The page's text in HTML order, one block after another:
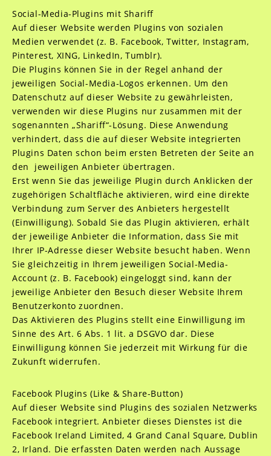
Social-Media-Plugins mit Shariff
Auf dieser Website werden Plugins von sozialen
Medien verwendet (z. B. Facebook, Twitter, Instagram,
Pinterest, XING, LinkedIn, Tumblr).
Die Plugins können Sie in der Regel anhand der
jeweiligen Social-Media-Logos erkennen. Um den
Datenschutz auf dieser Website zu gewährleisten,
verwenden wir diese Plugins nur zusammen mit der
sogenannten „Shariff“-Lösung. Diese Anwendung
verhindert, dass die auf dieser Website integrierten
Plugins Daten schon beim ersten Betreten der Seite an
den jeweiligen Anbieter übertragen.
Erst wenn Sie das jeweilige Plugin durch Anklicken der
zugehörigen Schaltfläche aktivieren, wird eine direkte
Verbindung zum Server des Anbieters hergestellt
(Einwilligung). Sobald Sie das Plugin aktivieren, erhält
der jeweilige Anbieter die Information, dass Sie mit
Ihrer IP-Adresse dieser Website besucht haben. Wenn
Sie gleichzeitig in Ihrem jeweiligen Social-Media-
Account (z. B. Facebook) eingeloggt sind, kann der
jeweilige Anbieter den Besuch dieser Website Ihrem
Benutzerkonto zuordnen.
Das Aktivieren des Plugins stellt eine Einwilligung im
Sinne des Art. 6 Abs. 1 lit. a DSGVO dar. Diese
Einwilligung können Sie jederzeit mit Wirkung für die
Zukunft widerrufen.
Facebook Plugins (Like & Share-Button)
Auf dieser Website sind Plugins des sozialen Netzwerks
Facebook integriert. Anbieter dieses Dienstes ist die
Facebook Ireland Limited, 4 Grand Canal Square, Dublin
2, Irland. Die erfassten Daten werden nach Aussage